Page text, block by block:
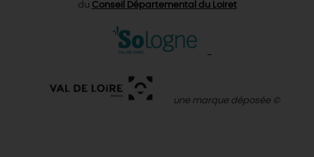
du Conseil Départemental du Loiret
une marque déposée ©